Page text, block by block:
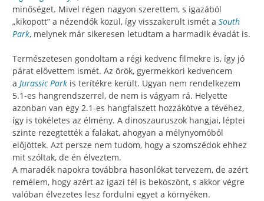
minőséget. Mivel régen nagyon szerettem, s igazából
„kikopott” a nézendők közül, így visszakerült ismét a South
Park, melynek már sikeresen letudtam a harmadik évadát is.
Természetesen gondoltam a régi kedvenc filmekre is, így jó
párat elővettem ismét. Az örök, gyermekkori kedvencem
a Jurassic Park is terítékre került. Ugyan nem rendelkezem
5.1-es hangrendszerrel, de nem is vágyam rá. Helyette
azonban van egy 2.1-es hangfalszett hozzákötve a tévéhez,
így is tökéletes az élmény. A dinoszauruszok hangjai, léptei
szinte rezegtették a falakat, ahogyan a mélynyomóból
előjöttek. Azt persze nem tudom, hogy a szomszédok ehhez
mit szóltak, de én élveztem.
A maradék napokra továbbra hasonlókat tervezem, de azért
remélem, hogy azért az igazi tél is beköszönt, s akkor végre
valóban élvezetes lesz fordulni egyet a környéken.